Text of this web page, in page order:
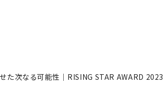
た次なる可能性｜RISING STAR AWARD 2023